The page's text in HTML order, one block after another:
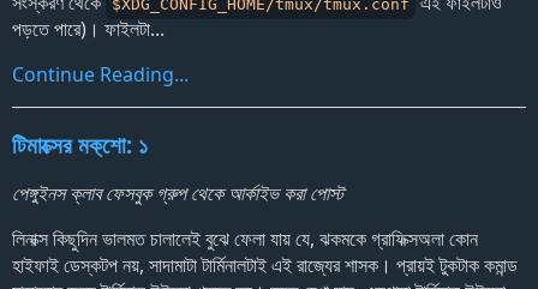
$XDG_CONFIG_HOME/tmux/tmux.conf
পড়তে পারে)। ফাইলটা...
Continue Reading...
টিমাক্সের মক‍্শো: ১
পেঙ্গুইনস ক্লাব ফেসবুক গ্রুপ থেকে আর্কাইভ করা পোস্ট
লিনাক্স কিছুদিন ভালমত চালালেই বুঝে ফেলা যায় যে, ঝকমকে গ্রাফিক্সঅলা কোন
হাইফাই ডেস্কটপ নয়, সাদামাটা টার্মিনালটাই এই রাজ্যের শাসক। প্রায়ই টুকটাক কমান্ড